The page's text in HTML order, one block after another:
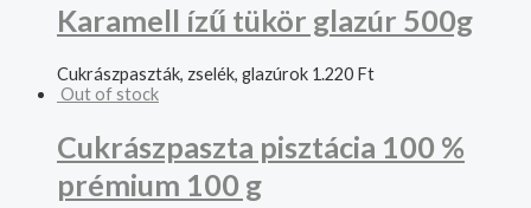
Karamell ízű tükör glazúr 500g
Cukrászpaszták, zselék, glazúrok 1.220 Ft
Out of stock
Cukrászpaszta pisztácia 100 %
prémium 100 g